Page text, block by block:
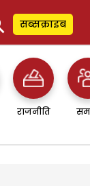
सब्सक्राइब
राजनीति